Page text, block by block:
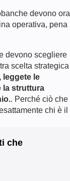
devono ora
operativa, pena
devono scegliere
scelta strategica
leggete le
la struttura
. Perché ciò che
chi è il
che